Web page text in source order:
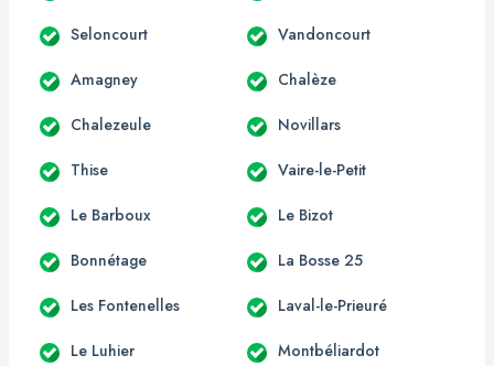
Seloncourt Vandoncourt
Amagney Chalèze
Chalezeule Novillars
Thise Vaire-le-Petit
Le Barboux Le Bizot
Bonnétage La Bosse 25
Les Fontenelles Laval-le-Prieuré
Le Luhier Montbéliardot